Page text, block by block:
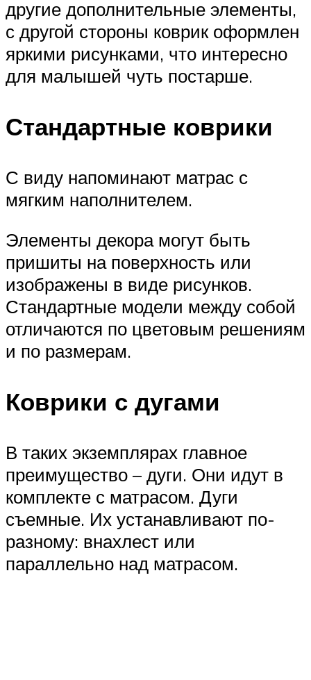
другие дополнительные элементы,
с другой стороны коврик оформлен
яркими рисунками, что интересно
для малышей чуть постарше.
Стандартные коврики
С виду напоминают матрас с
мягким наполнителем.
Элементы декора могут быть
пришиты на поверхность или
изображены в виде рисунков.
Стандартные модели между собой
отличаются по цветовым решениям
и по размерам.
Коврики с дугами
В таких экземплярах главное
преимущество – дуги. Они идут в
комплекте с матрасом. Дуги
съемные. Их устанавливают по-
разному: внахлест или
параллельно над матрасом.